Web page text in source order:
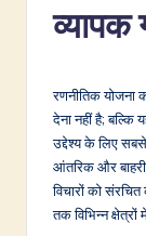
d
व्यापक
रणनीतिक योजना
देना नहीं है; बल्कि
उद्देश्य के लिए
आंतरिक और
विचारों को
तक विभिन्न